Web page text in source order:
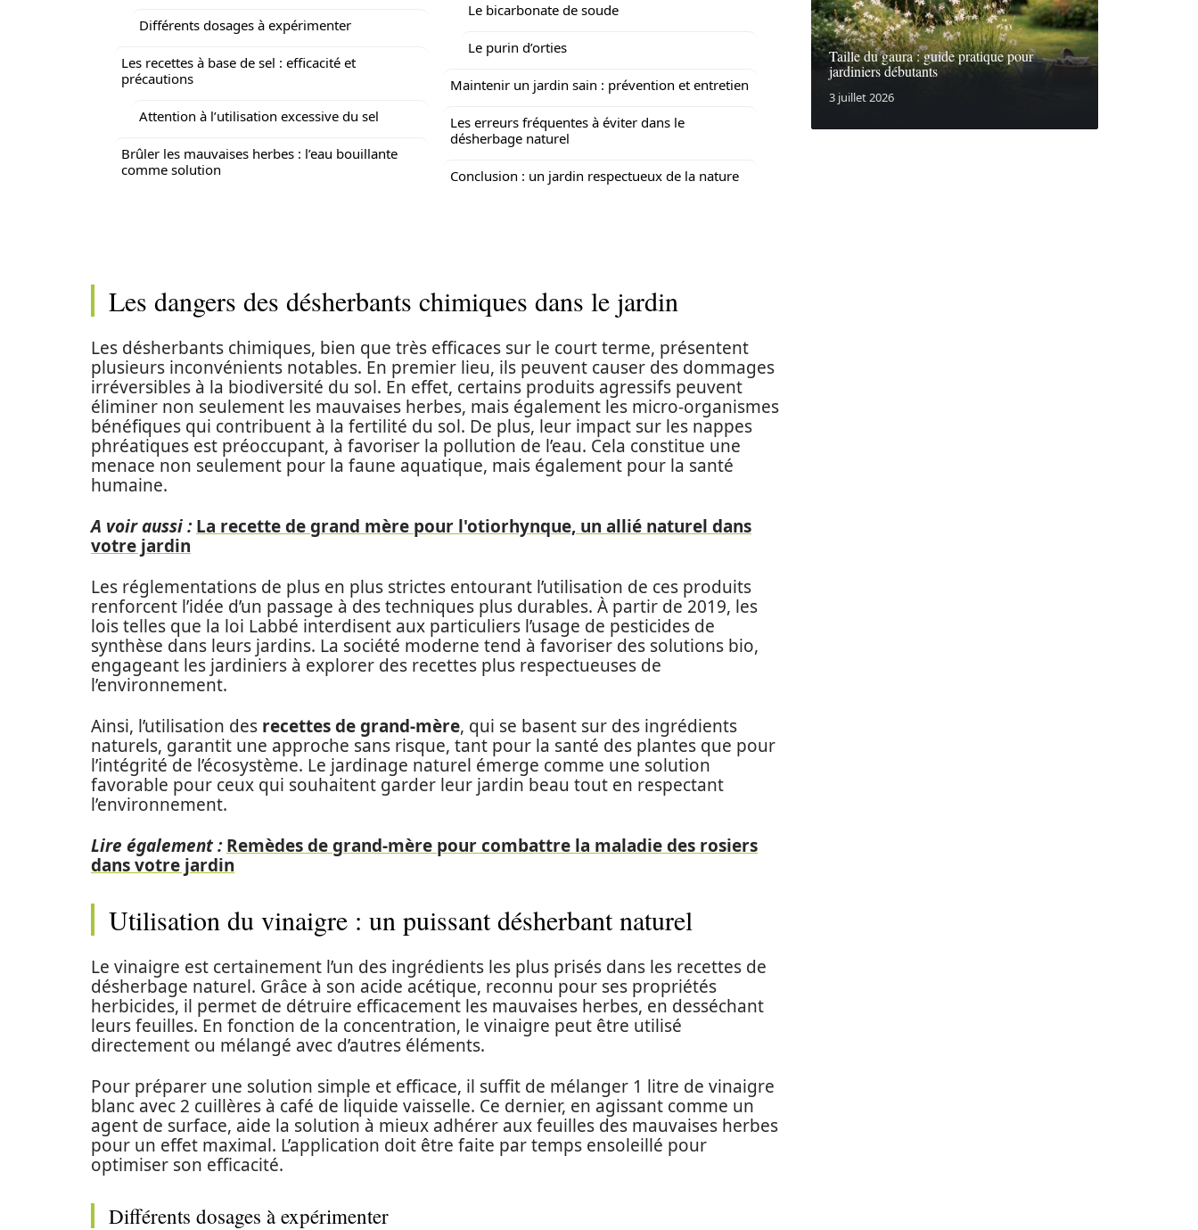
Différents dosages à expérimenter
Les recettes à base de sel : efficacité et
précautions
Attention à l’utilisation excessive du sel
Brûler les mauvaises herbes : l’eau bouillante
comme solution
Le bicarbonate de soude
Le purin d’orties
Maintenir un jardin sain : prévention et entretien
Les erreurs fréquentes à éviter dans le
désherbage naturel
Conclusion : un jardin respectueux de la nature
Les dangers des désherbants chimiques dans le jardin
Les désherbants chimiques, bien que très efficaces sur le court terme, présentent
plusieurs inconvénients notables. En premier lieu, ils peuvent causer des dommages
irréversibles à la biodiversité du sol. En effet, certains produits agressifs peuvent
éliminer non seulement les mauvaises herbes, mais également les micro-organismes
bénéfiques qui contribuent à la fertilité du sol. De plus, leur impact sur les nappes
phréatiques est préoccupant, à favoriser la pollution de l’eau. Cela constitue une
menace non seulement pour la faune aquatique, mais également pour la santé
humaine.
A voir aussi : La recette de grand mère pour l'otiorhynque, un allié naturel dans
votre jardin
Les réglementations de plus en plus strictes entourant l’utilisation de ces produits
renforcent l’idée d’un passage à des techniques plus durables. À partir de 2019, les
lois telles que la loi Labbé interdisent aux particuliers l’usage de pesticides de
synthèse dans leurs jardins. La société moderne tend à favoriser des solutions bio,
engageant les jardiniers à explorer des recettes plus respectueuses de
l’environnement.
Ainsi, l’utilisation des recettes de grand-mère, qui se basent sur des ingrédients
naturels, garantit une approche sans risque, tant pour la santé des plantes que pour
l’intégrité de l’écosystème. Le jardinage naturel émerge comme une solution
favorable pour ceux qui souhaitent garder leur jardin beau tout en respectant
l’environnement.
Lire également : Remèdes de grand-mère pour combattre la maladie des rosiers
dans votre jardin
Utilisation du vinaigre : un puissant désherbant naturel
Le vinaigre est certainement l’un des ingrédients les plus prisés dans les recettes de
désherbage naturel. Grâce à son acide acétique, reconnu pour ses propriétés
herbicides, il permet de détruire efficacement les mauvaises herbes, en desséchant
leurs feuilles. En fonction de la concentration, le vinaigre peut être utilisé
directement ou mélangé avec d’autres éléments.
Pour préparer une solution simple et efficace, il suffit de mélanger 1 litre de vinaigre
blanc avec 2 cuillères à café de liquide vaisselle. Ce dernier, en agissant comme un
agent de surface, aide la solution à mieux adhérer aux feuilles des mauvaises herbes
pour un effet maximal. L’application doit être faite par temps ensoleillé pour
optimiser son efficacité.
Différents dosages à expérimenter
Taille du gaura : guide pratique pour
jardiniers débutants
3 juillet 2026